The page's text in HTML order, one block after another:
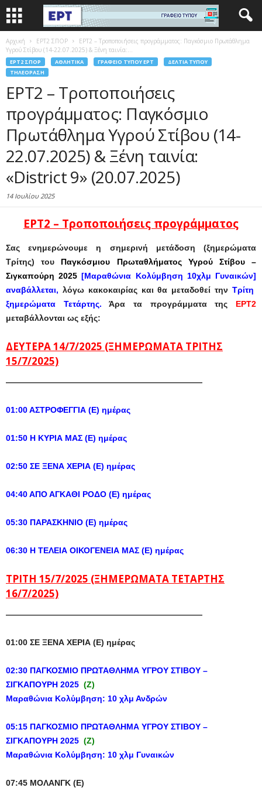
Αρχική EΡΤ2 ΣΠΟΡ
ΕΡΤ2 – Τροποποιήσεις προγράμματος: Παγκόσμιο Πρωτάθλημα
Υγρού Στίβου (14-22.07.2025) & Ξένη ταινία:...
EΡΤ2 ΣΠΟΡ ΑΘΛΗΤΙΚΆ ΓΡΑΦΕΊΟ ΤΎΠΟΥ ΕΡΤ
ΔΕΛΤΊΑ ΤΎΠΟΥ
ΤΗΛΕΌΡΑΣΗ
ΕΡΤ2 – Τροποποιήσεις
προγράμματος: Παγκόσμιο
Πρωτάθλημα Υγρού Στίβου (14-
22.07.2025) & Ξένη ταινία:
«District 9» (20.07.2025)
14 Ιουλίου 2025
ΕΡΤ2 – Τροποποιήσεις προγράμματος
Σας ενημερώνουμε
η σημερινή μετάδοση (ξημερώματα
Τρίτης) του Παγκόσμιου Πρωταθλήματος Υγρού Στίβου–
Σιγκαπούρη 2025 [Μαραθώνια Κολύμβηση 10χλμ Γυναικών]
αναβάλλεται, λόγω κακοκαιρίας και θα μεταδοθεί την Τρίτη
ξημερώματα Τετάρτης. Άρα τα προγράμματα της ΕΡΤ2
μεταβάλλονται ως εξής:
ΔΕΥΤΕΡΑ 14/7/2025 (ΞΗΜΕΡΩΜΑΤΑ ΤΡΙΤΗΣ
15/7/2025)
————————————————————————
01:00 ΑΣΤΡΟΦΕΓΓΙΑ (Ε) ημέρας
01:50 Η ΚΥΡΙΑ ΜΑΣ (Ε) ημέρας
02:50 ΣΕ ΞΕΝΑ ΧΕΡΙΑ (Ε) ημέρας
04:40 ΑΠΟ ΑΓΚΑΘΙ ΡΟΔΟ (Ε) ημέρας
05:30 ΠΑΡΑΣΚΗΝΙΟ (Ε) ημέρας
06:30 Η ΤΕΛΕΙΑ ΟΙΚΟΓΕΝΕΙΑ ΜΑΣ (Ε) ημέρας
ΤΡΙΤΗ 15/7/2025 (ΞΗΜΕΡΩΜΑΤΑ ΤΕΤΑΡΤΗΣ
16/7/2025)
————————————————————————
01:00 ΣΕ ΞΕΝΑ ΧΕΡΙΑ (Ε) ημέρας
02:30 ΠΑΓΚΟΣΜΙΟ ΠΡΩΤΑΘΛΗΜΑ ΥΓΡΟΥ ΣΤΙΒΟΥ –
ΣΙΓΚΑΠΟΥΡΗ 2025 (Z)
Μαραθώνια Κολύμβηση: 10 χλμ Ανδρών
05:15 ΠΑΓΚΟΣΜΙΟ ΠΡΩΤΑΘΛΗΜΑ ΥΓΡΟΥ ΣΤΙΒΟΥ –
ΣΙΓΚΑΠΟΥΡΗ 2025 (Z)
Μαραθώνια Κολύμβηση: 10 χλμ Γυναικών
07:45 ΜΟΛΑΝΓΚ (Ε)